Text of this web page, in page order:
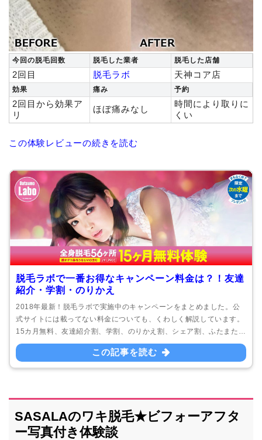
今回の脱毛回数 脱毛した業者 脱毛した店舗
2回目 脱毛ラボ 天神コア店
効果 痛み 予約
2回目から効果ア
リ
ほぼ痛みなし
時間により取りに
くい
この体験レビューの続きを読む
脱毛ラボで一番お得なキャンペーン料金は？！友達
紹介・学割・のりかえ
2018年最新！脱毛ラボで実施中のキャンペーンをまとめました。公
式サイトには載ってない料金についても、くわしく解説しています。
15カ月無料、友達紹介割、学割、のりかえ割、シェア割、ふたまた
割、交通費キャッシュバック…本当にお得なキャンペーンはどれ？！
この記事を読む
SASALAのワキ脱毛★ビフォーアフタ
ー写真付き体験談